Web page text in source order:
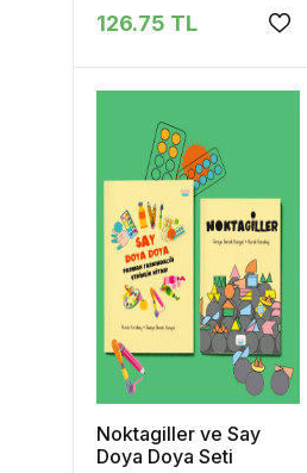
126.75 TL
Noktagiller ve Say
Doya Doya Seti